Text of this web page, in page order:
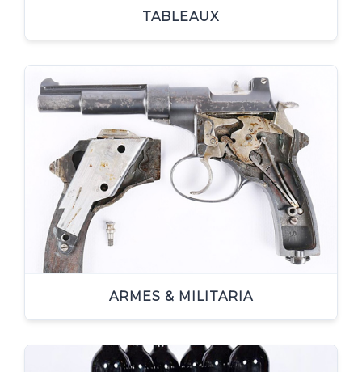
TABLEAUX
ARMES & MILITARIA